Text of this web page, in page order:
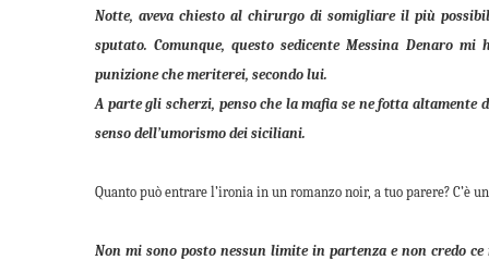
Notte, aveva chiesto al chirurgo di somigliare il più
sputato. Comunque, questo sedicente Messina Denaro
punizione che meriterei, secondo lui.
A parte gli scherzi, penso che la mafia se ne fotta
senso dell’umorismo dei siciliani.
Quanto può entrare l’ironia in un romanzo noir, a tuo parere? C’è
Non mi sono posto nessun limite in partenza e non credo